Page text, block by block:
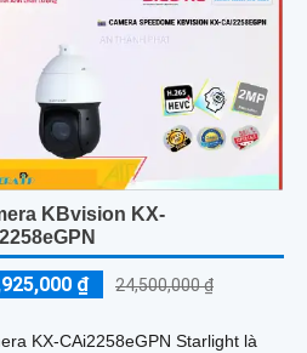
KBvision KX-
₫ 24,500,000 ₫
KX-CAi2258eGPN Starlight là